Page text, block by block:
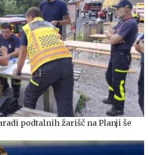
podtalnih žarišč na Planji še